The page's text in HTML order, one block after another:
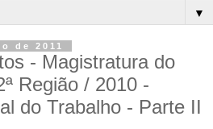
▼
de 2011
- Magistratura do
Região / 2010 -
do Trabalho - Parte II